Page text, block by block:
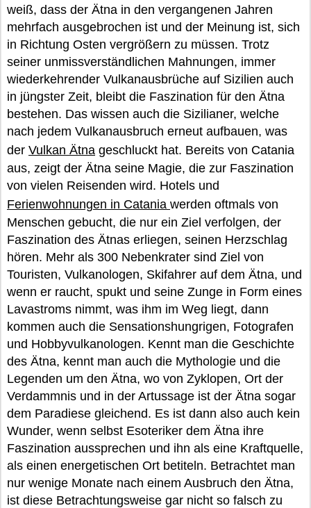
weiß, dass der Ätna in den vergangenen Jahren
mehrfach ausgebrochen ist und der Meinung ist, sich
in Richtung Osten vergrößern zu müssen. Trotz
seiner unmissverständlichen Mahnungen, immer
wiederkehrender Vulkanausbrüche auf Sizilien auch
in jüngster Zeit, bleibt die Faszination für den Ätna
bestehen. Das wissen auch die Sizilianer, welche
nach jedem Vulkanausbruch erneut aufbauen, was
der Vulkan Ätna geschluckt hat. Bereits von Catania
aus, zeigt der Ätna seine Magie, die zur Faszination
von vielen Reisenden wird. Hotels und
Ferienwohnungen in Catania werden oftmals von
Menschen gebucht, die nur ein Ziel verfolgen, der
Faszination des Ätnas erliegen, seinen Herzschlag
hören. Mehr als 300 Nebenkrater sind Ziel von
Touristen, Vulkanologen, Skifahrer auf dem Ätna, und
wenn er raucht, spukt und seine Zunge in Form eines
Lavastroms nimmt, was ihm im Weg liegt, dann
kommen auch die Sensationshungrigen, Fotografen
und Hobbyvulkanologen. Kennt man die Geschichte
des Ätna, kennt man auch die Mythologie und die
Legenden um den Ätna, wo von Zyklopen, Ort der
Verdammnis und in der Artussage ist der Ätna sogar
dem Paradiese gleichend. Es ist dann also auch kein
Wunder, wenn selbst Esoteriker dem Ätna ihre
Faszination aussprechen und ihn als eine Kraftquelle,
als einen energetischen Ort betiteln. Betrachtet man
nur wenige Monate nach einem Ausbruch den Ätna,
ist diese Betrachtungsweise gar nicht so falsch zu